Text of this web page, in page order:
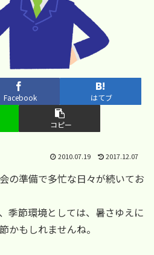
Facebook はてブ
コピー
2010.07.19 2017.12.07
の準備で多忙な日々が続いてお
季節環境としては、暑さゆえに
かもしれませんね。